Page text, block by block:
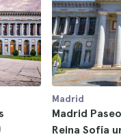
Madrid
Madrid
Reina Sofía